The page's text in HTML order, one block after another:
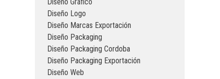
Diseño Logo
Diseño Marcas Exportación
Diseño Packaging
Diseño Packaging Cordoba
Diseño Packaging Exportación
Diseño Web